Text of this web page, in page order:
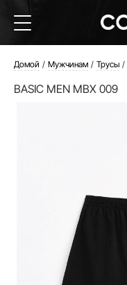
Домой Мужчинам Трусы
BASIC MEN MBX 009